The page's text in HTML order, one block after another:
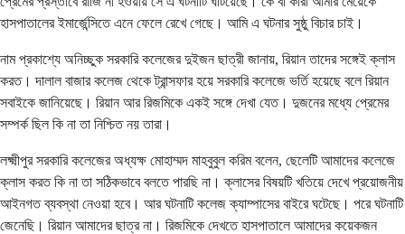
হাসপাতালের ইমার্জেন্সিতে এনে ফেলে রেখে গেছে। আমি এ ঘটনার সুষ্ঠু বিচার চাই।
নাম প্রকাশ্যে অনিচ্ছুক সরকারি কলেজের দুইজন ছাত্রী জানায়, রিয়ান তাদের সঙ্গেই ক্লাস
করত। দালাল বাজার কলেজ থেকে ট্রান্সফার হয়ে সরকারি কলেজে ভর্তি হয়েছে বলে রিয়ান
সবাইকে জানিয়েছে। রিয়ান আর রিজমিকে একই সঙ্গে দেখা যেত। দুজনের মধ্যে প্রেমের
সম্পর্ক ছিল কি না তা নিশ্চিত নয় তারা।
লক্ষ্মীপুর সরকারি কলেজের অধ্যক্ষ মোহাম্মদ মাহবুবুল করিম বলেন, ছেলেটি আমাদের কলেজে
ক্লাস করত কি না তা সঠিকভাবে বলতে পারছি না। ক্লাসের বিষয়টি খতিয়ে দেখে প্রয়োজনীয়
আইনগত ব্যবস্থা নেওয়া হবে। আর ঘটনাটি কলেজ ক্যাম্পাসের বাইরে ঘটেছে। পরে ঘটনাটি
জেনেছি। রিয়ান আমাদের ছাত্র না। রিজমিকে দেখতে হাসপাতালে আমাদের কয়েকজন